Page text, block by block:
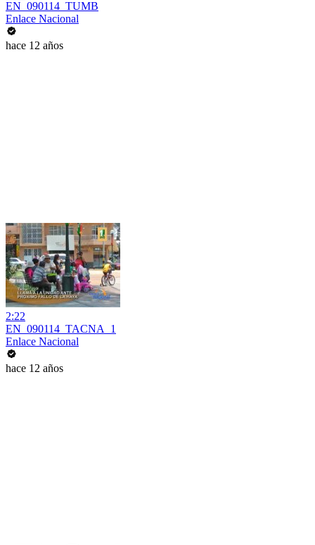
EN_090114_TUMB
Enlace Nacional
hace 12 años
2:22
EN_090114_TACNA_1
Enlace Nacional
hace 12 años